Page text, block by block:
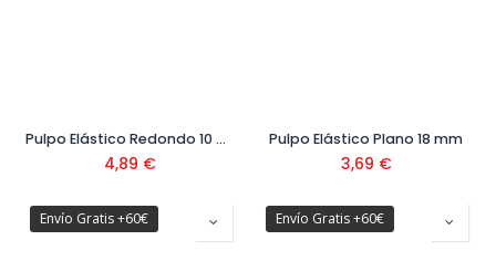
Pulpo Elástico Redondo 10 mm 1,25 mt
4,89 €
Pulpo Elástico Plano 18 mm
3,69 €
Envío Gratis +60€ Envío Gratis +60€